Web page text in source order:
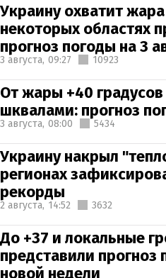
Украину охватит
некоторых областях
прогноз погоды на 3
3 августа, 09:27 10923
От жары +40
шквалами: прогноз
3 августа, 08:00 5434
Украину накрыл
регионах
рекорды
2 августа, 14:52 3632
До +37 и локальные
представили прогноз
новой недели